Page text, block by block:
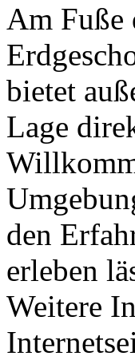
Am Fuße
bietet
Lage
den
erleben
Weitere